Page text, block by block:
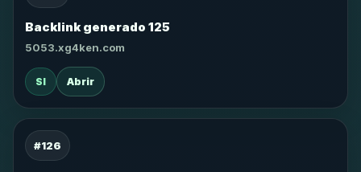
Backlink generado 125
5053.xg4ken.com
SI Abrir
#126